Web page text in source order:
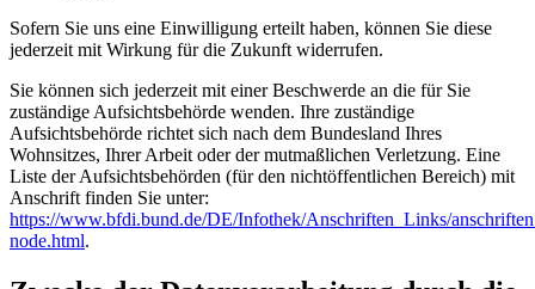
Sofern Sie uns eine Einwilligung erteilt haben, können Sie diese
jederzeit mit Wirkung für die Zukunft widerrufen.
Sie können sich jederzeit mit einer Beschwerde an die für Sie
zuständige Aufsichtsbehörde wenden. Ihre zuständige
Aufsichtsbehörde richtet sich nach dem Bundesland Ihres
Wohnsitzes, Ihrer Arbeit oder der mutmaßlichen Verletzung. Eine
Liste der Aufsichtsbehörden (für den nichtöffentlichen Bereich) mit
Anschrift finden Sie unter:
https://www.bfdi.bund.de/DE/Infothek/Anschriften_Links/
node.html.